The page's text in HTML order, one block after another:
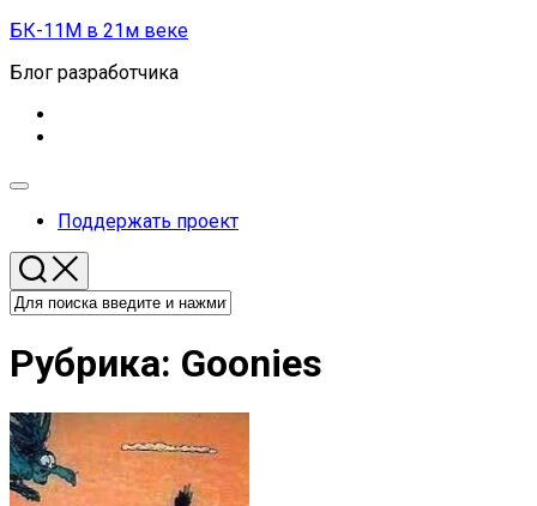
Перейти
содержанию
БК-11М в 21м веке
Блог разработчика
Развернуть
Поддержать проект
Рубрика: Goonies